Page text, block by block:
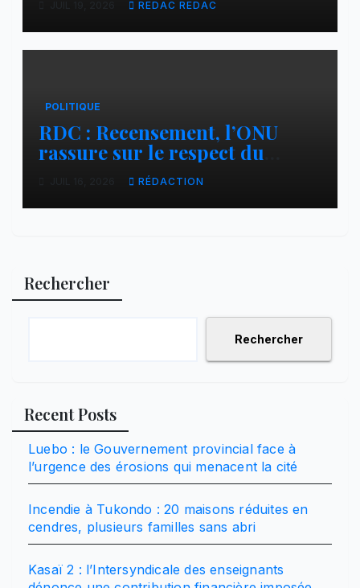
s’oppose à la participation des
groupes armés
REDAC REDAC
POLITIQUE
RDC : Recensement, l’ONU
rassure sur le respect du
calendrier constitutionnel
RÉDACTION
Rechercher
Rechercher
Recent Posts
Luebo : le Gouvernement provincial face à
l’urgence des érosions qui menacent la cité
Incendie à Tukondo : 20 maisons réduites en
cendres, plusieurs familles sans abri
Kasaï 2 : l’Intersyndicale des enseignants